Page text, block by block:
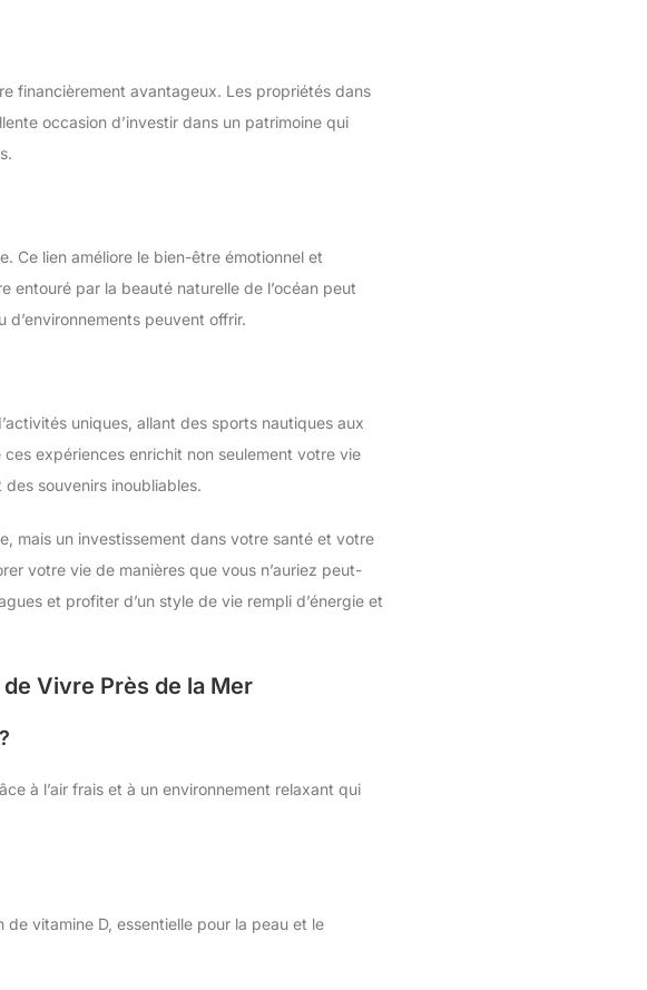
financièrement avantageux. Les propriétés dans
occasion d’investir dans un patrimoine qui
Ce lien améliore le bien-être émotionnel et
entouré par la beauté naturelle de l’océan peut
d’environnements peuvent offrir.
uniques, allant des sports nautiques aux
expériences enrichit non seulement votre vie
souvenirs inoubliables.
mais un investissement dans votre santé et votre
votre vie de manières que vous n’auriez peut-
et profiter d’un style de vie rempli d’énergie et
Vivre Près de la Mer
à l’air frais et à un environnement relaxant qui
vitamine D, essentielle pour la peau et le